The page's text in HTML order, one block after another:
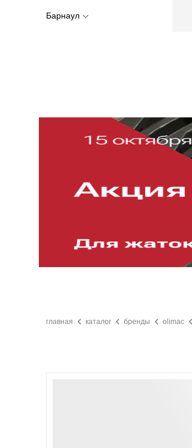
Барнаул
главная каталог бренды olimac